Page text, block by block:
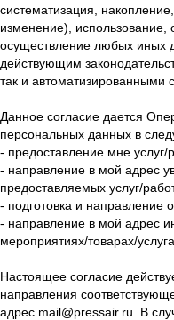
систематизация,
изменение), использование,
осуществление любых иных
действующим
так и автоматизированными
Данное согласие дается
персональных данных в
- предоставление мне услуг/
- направление в мой адрес
предоставляемых услуг/
- подготовка и направление
- направление в мой адрес
мероприятиях/товарах/
Настоящее согласие
направления
адрес mail@pressair.ru. В